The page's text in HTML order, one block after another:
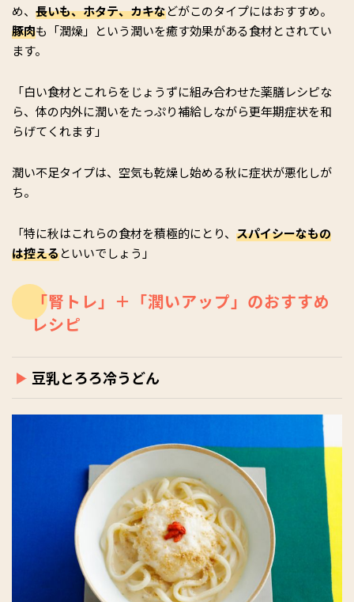
め、 長いも、ホタテ、カキなどがこのタイプにはおすすめ。
豚肉も「潤燥」という潤いを癒す効果がある食材とされてい
ます。
「白い食材とこれらをじょうずに組み合わせた薬膳レシピな
ら、体の内外に潤いをたっぷり補給しながら更年期症状を和
らげてくれます」
潤い不足タイプは、空気も乾燥し始める秋に症状が悪化しが
ち。
「特に秋はこれらの食材を積極的にとり、 スパイシーなもの
は控えるといいでしょう」
「腎トレ」＋「潤いアップ」のおすすめ
レシピ
豆乳とろろ冷うどん